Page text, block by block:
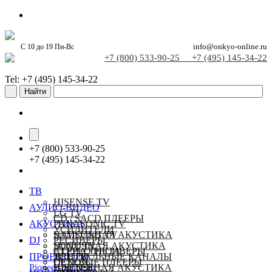
С 10 до 19 Пн-Вс info@onkyo-online.ru
+7 (800) 533-90-25 +7 (495) 145-34-22
Tel: +7 (495) 145-34-22
+7 (800) 533-90-25
+7 (495) 145-34-22
ТВ
HISENSE TV
LG TV
PANASONIC TV
SAMSUNG TV
SONY TV
TCL TV
Pioneer-online.ru
АУДИО-ВИДЕО
CD / SACD ПЛЕЕРЫ
УСИЛИТЕЛИ
РЕСИВЕРЫ
СТЕРЕО РЕСИВЕРЫ
СЕТЕВЫЕ ПЛЕЕРЫ
АКУСТИКА
НАПОЛЬНАЯ АКУСТИКА
ПОЛОЧНАЯ АКУСТИКА
ЦЕНТРАЛЬНЫЕ КАНАЛЫ
НАСТЕННАЯ АКУСТИКА
DJ
ALPHA THETA
DENON
ПРОЕКТОРЫ
HISENSE